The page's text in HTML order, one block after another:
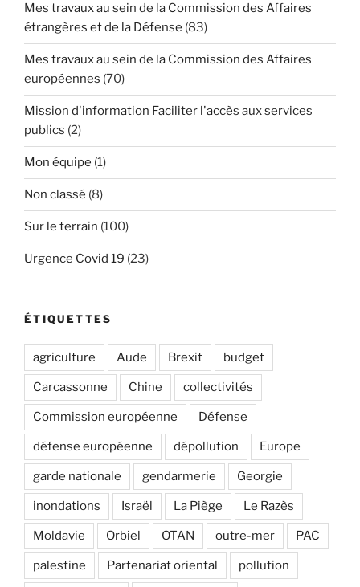
Mes travaux au sein de la Commission des Affaires
étrangères et de la Défense (83)
Mes travaux au sein de la Commission des Affaires
européennes (70)
Mission d'information Faciliter l'accès aux services
publics (2)
Mon équipe (1)
Non classé (8)
Sur le terrain (100)
Urgence Covid 19 (23)
ÉTIQUETTES
agriculture Aude Brexit budget
Carcassonne Chine collectivités
Commission européenne Défense
défense européenne dépollution Europe
garde nationale gendarmerie Georgie
inondations Israël La Piège Le Razès
Moldavie Orbiel OTAN outre-mer PAC
palestine Partenariat oriental pollution